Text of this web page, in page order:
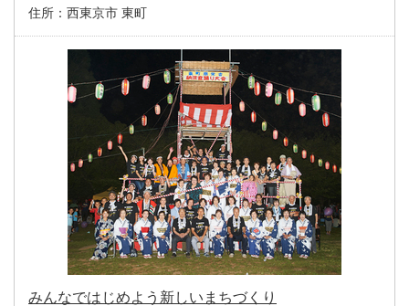
住所： 西東京市 東町
みんなではじめよう新しいまちづくり